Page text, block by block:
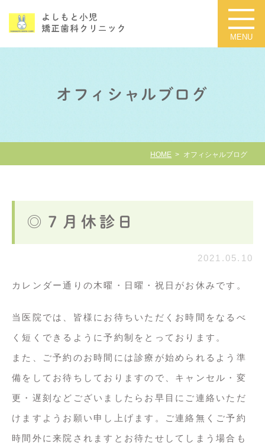
オフィシャルブログ
HOME オフィシャルブログ
◎７月休診日
2021.05.10
カレンダー通りの木曜・日曜・祝日がお休みです。
当医院では、皆様にお待ちいただくお時間をなるべ
く短くできるように予約制をとっております。
また、ご予約のお時間には診療が始められるよう準
備をしてお待ちしておりますので、キャンセル・変
更・遅刻などございましたらお早目にご連絡いただ
けますようお願い申し上げます。ご連絡無くご予約
時間外に来院されますとお待たせしてしまう場合も